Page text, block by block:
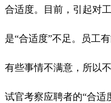
合适度。目前，引起对
是“合适度”不足。员工
有些事情不满意，所以
试官考察应聘者的“合适